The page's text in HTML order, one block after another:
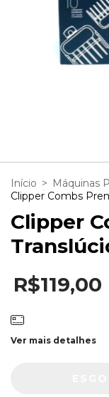
Início > Máquinas
Clipper Combs
Clipper
R$119,00
Ver mais detalhes